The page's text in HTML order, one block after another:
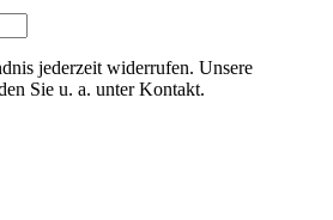
jederzeit widerrufen. Unsere
Sie u. a. unter Kontakt.